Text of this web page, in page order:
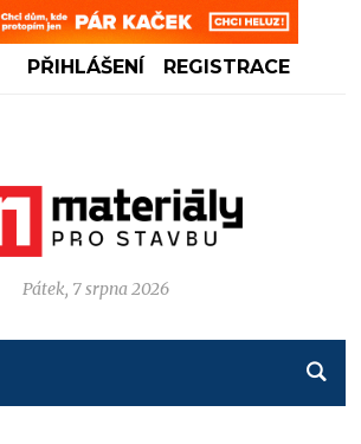
PŘIHLÁŠENÍ REGISTRACE
Pátek, 7 srpna 2026